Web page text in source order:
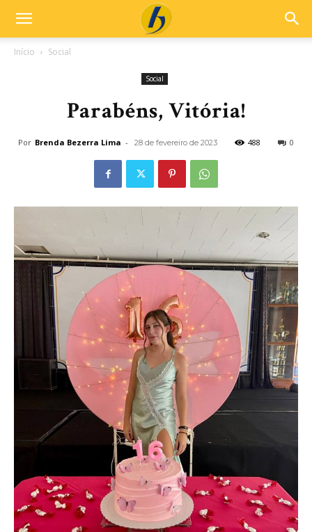
Início Social
Social
Parabéns, Vitória!
Por Brenda Bezerra Lima - 28 de fevereiro de 2023 488 0